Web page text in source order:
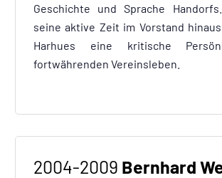
Geschichte und Sprache
seine aktive Zeit im Vorstand
Harhues eine kritische
fortwährenden Vereinsleben.
2004-2009 Bernhard